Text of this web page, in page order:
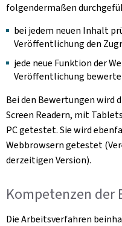
folgendermaßen
bei jedem neuen Inhalt
Veröffentlichung den
jede neue Funktion der
Veröffentlichung
Bei den Bewertungen wird
Screen Readern, mit
PC getestet. Sie wird
Webbrowsern getestet
derzeitigen Version).
Kompetenzen der
Die Arbeitsverfahren